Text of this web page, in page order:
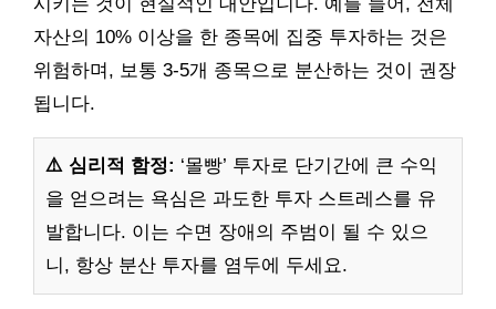
자산의 10% 이상을 한 종목에 집중 투자하는 것은
위험하며, 보통 3-5개 종목으로 분산하는 것이 권장
됩니다.
⚠️ 심리적 함정: ‘몰빵’ 투자로 단기간에 큰 수익
을 얻으려는 욕심은 과도한 투자 스트레스를 유
발합니다. 이는 수면 장애의 주범이 될 수 있으
니, 항상 분산 투자를 염두에 두세요.